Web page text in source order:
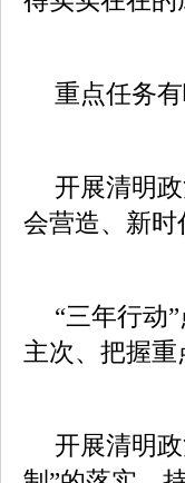
重点任务有
开展清明
会营造、新时
“三年行动
主次、把握重
开展清明